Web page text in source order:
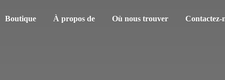
Boutique À propos de Où nous trouver Contactez-